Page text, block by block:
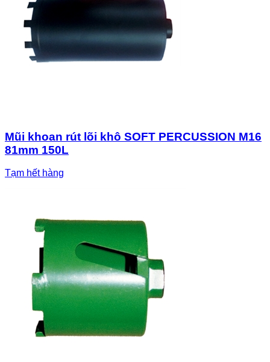
Mũi khoan rút lõi khô SOFT PERCUSSION M16
81mm 150L
Tạm hết hàng